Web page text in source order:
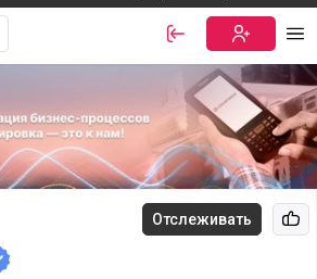
Войти
Отслеживать